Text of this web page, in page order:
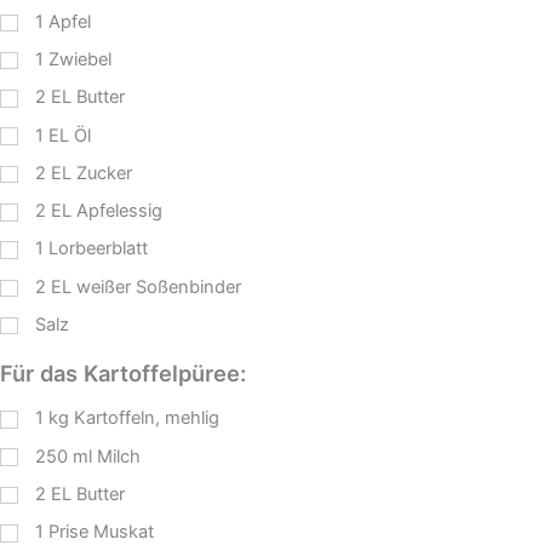
1 Apfel
1 Zwiebel
2 EL Butter
1 EL Öl
2 EL Zucker
2 EL Apfelessig
1 Lorbeerblatt
2 EL weißer Soßenbinder
Salz
Für das Kartoffelpüree:
1 kg Kartoffeln, mehlig
250 ml Milch
2 EL Butter
1 Prise Muskat